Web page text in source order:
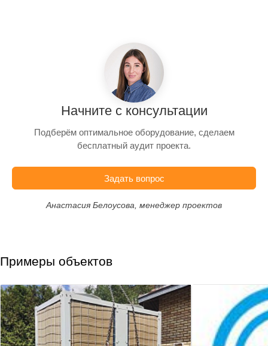
Начните с консультации
Подберём оптимальное оборудование, сделаем
бесплатный аудит проекта.
Задать вопрос
Анастасия Белоусова, менеджер проектов
Примеры объектов